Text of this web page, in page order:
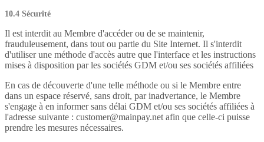
10.4 Sécurité
Il est interdit au Membre d'accéder ou de se maintenir,
frauduleusement, dans tout ou partie du Site Internet. Il s'interdit
d'utiliser une méthode d'accès autre que l'interface et les instructions
mises à disposition par les sociétés GDM et/ou ses sociétés affiliées
En cas de découverte d'une telle méthode ou si le Membre entre
dans un espace réservé, sans droit, par inadvertance, le Membre
s'engage à en informer sans délai GDM et/ou ses sociétés affiliées à
l'adresse suivante : customer@mainpay.net afin que celle-ci puisse
prendre les mesures nécessaires.